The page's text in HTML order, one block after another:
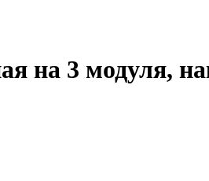
на 3 модуля,